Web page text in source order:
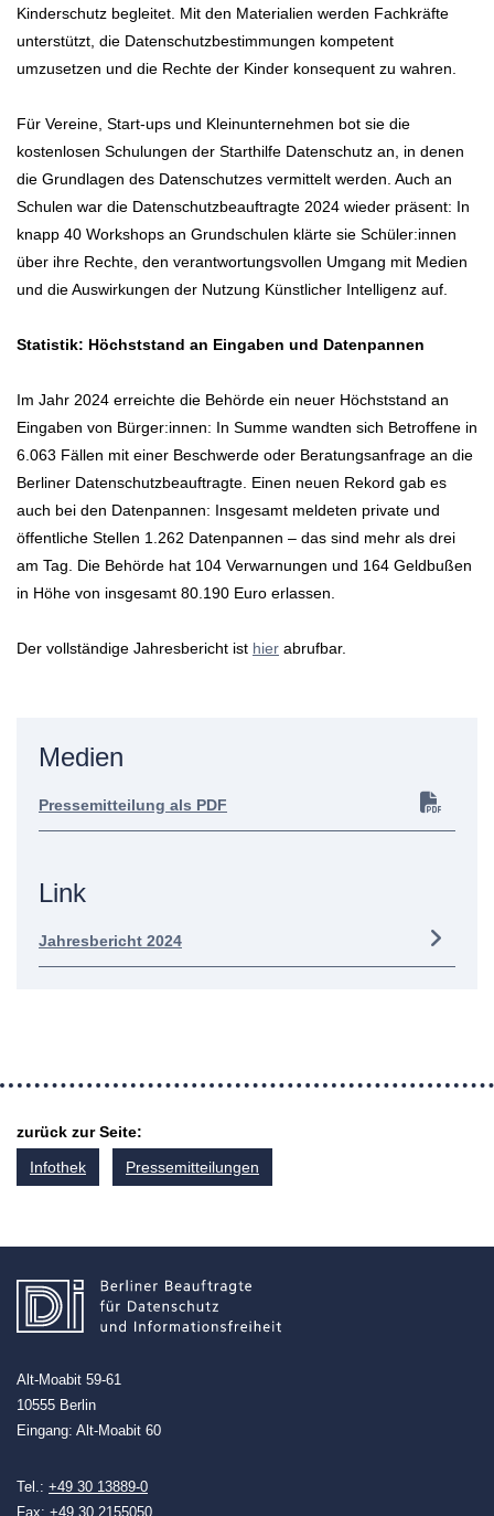
Kinderschutz begleitet. Mit den Materialien werden Fachkräfte
unterstützt, die Datenschutzbestimmungen kompetent
umzusetzen und die Rechte der Kinder konsequent zu wahren.
Für Vereine, Start-ups und Kleinunternehmen bot sie die
kostenlosen Schulungen der Starthilfe Datenschutz an, in denen
die Grundlagen des Datenschutzes vermittelt werden. Auch an
Schulen war die Datenschutzbeauftragte 2024 wieder präsent: In
knapp 40 Workshops an Grundschulen klärte sie Schüler:innen
über ihre Rechte, den verantwortungsvollen Umgang mit Medien
und die Auswirkungen der Nutzung Künstlicher Intelligenz auf.
Statistik: Höchststand an Eingaben und Datenpannen
Im Jahr 2024 erreichte die Behörde ein neuer Höchststand an
Eingaben von Bürger:innen: In Summe wandten sich Betroffene in
6.063 Fällen mit einer Beschwerde oder Beratungsanfrage an die
Berliner Datenschutzbeauftragte. Einen neuen Rekord gab es
auch bei den Datenpannen: Insgesamt meldeten private und
öffentliche Stellen 1.262 Datenpannen – das sind mehr als drei
am Tag. Die Behörde hat 104 Verwarnungen und 164 Geldbußen
in Höhe von insgesamt 80.190 Euro erlassen.
Der vollständige Jahresbericht ist hier abrufbar.
Medien
Pressemitteilung als PDF
Link
Jahresbericht 2024
zurück zur Seite:
Infothek
Pressemitteilungen
Alt-Moabit 59-61
10555 Berlin
Eingang: Alt-Moabit 60
Tel.: +49 30 13889-0
Fax: +49 30 2155050